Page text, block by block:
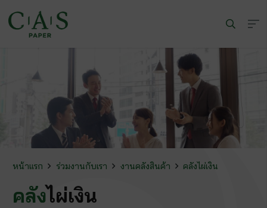
หน้าแรก ร่วมงานกับเรา งานคลังสินค้า คลังไผ่เงิน
คลังไผ่เงิน